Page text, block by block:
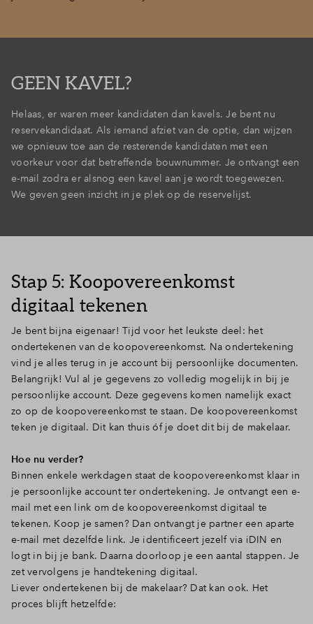
GEEN KAVEL?
Helaas, er waren meer kandidaten dan kavels. Je bent nu
reservekandidaat. Als iemand afziet van de optie, dan wijzen
we opnieuw toe aan de resterende kandidaten met een
voorkeur voor dat betreffende bouwnummer. Je ontvangt een
e-mail zodra er alsnog een kavel aan je wordt toegewezen.
We geven geen inzicht in je plek op de reservelijst.
Stap 5: Koopovereenkomst
digitaal tekenen
Je bent bijna eigenaar! Tijd voor het leukste deel: het
ondertekenen van de koopovereenkomst. Na ondertekening
vind je alles terug in je account bij persoonlijke documenten.
Belangrijk! Vul al je gegevens zo volledig mogelijk in bij je
persoonlijke account. Deze gegevens komen namelijk exact
zo op de koopovereenkomst te staan. De koopovereenkomst
teken je digitaal. Dit kan thuis óf je doet dit bij de makelaar.
Hoe nu verder?
Binnen enkele werkdagen staat de koopovereenkomst klaar in
je persoonlijke account ter ondertekening. Je ontvangt een e-
mail met een link om de koopovereenkomst digitaal te
tekenen. Koop je samen? Dan ontvangt je partner een aparte
e-mail met dezelfde link. Je identificeert jezelf via iDIN en
logt in bij je bank. Daarna doorloop je een aantal stappen. Je
zet vervolgens je handtekening digitaal.
Liever ondertekenen bij de makelaar? Dat kan ook. Het
proces blijft hetzelfde: